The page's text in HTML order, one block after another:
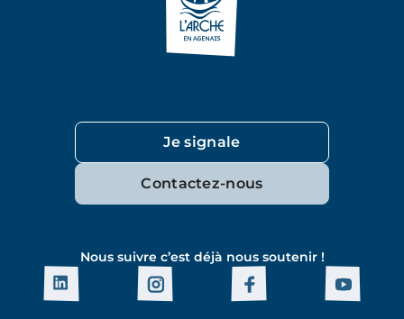
Je signale
Contactez-nous
Nous suivre c’est déjà nous soutenir !